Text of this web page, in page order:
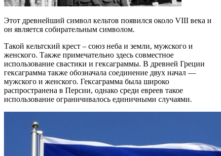
Этот древнейший символ кельтов появился около VIII века и
он является собирательным символом.
Такой кельтский крест – союз неба и земли, мужского и
женского. Также примечательно здесь совместное
использование свастики и гексаграммы. В древней Греции
гексаграмма также обозначала соединение двух начал —
мужского и женского. Гексаграмма была широко
распространена в Персии, однако среди евреев такое
использование ограничивалось единичными случаями.